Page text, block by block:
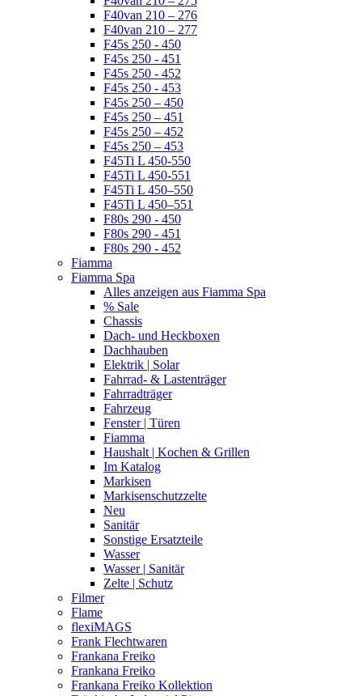
F40van 210 – 276
F40van 210 – 277
F45s 250 - 450
F45s 250 - 451
F45s 250 - 452
F45s 250 - 453
F45s 250 – 450
F45s 250 – 451
F45s 250 – 452
F45s 250 – 453
F45Ti L 450-550
F45Ti L 450-551
F45Ti L 450–550
F45Ti L 450–551
F80s 290 - 450
F80s 290 - 451
F80s 290 - 452
Fiamma
Fiamma Spa
Alles anzeigen aus Fiamma Spa
% Sale
Chassis
Dach- und Heckboxen
Dachhauben
Elektrik | Solar
Fahrrad- & Lastenträger
Fahrradträger
Fahrzeug
Fenster | Türen
Fiamma
Haushalt | Kochen & Grillen
Im Katalog
Markisen
Markisenschutzzelte
Neu
Sanitär
Sonstige Ersatzteile
Wasser
Wasser | Sanitär
Zelte | Schutz
Filmer
Flame
flexiMAGS
Frank Flechtwaren
Frankana Freiko
Frankana Freiko
Frankana Freiko Kollektion